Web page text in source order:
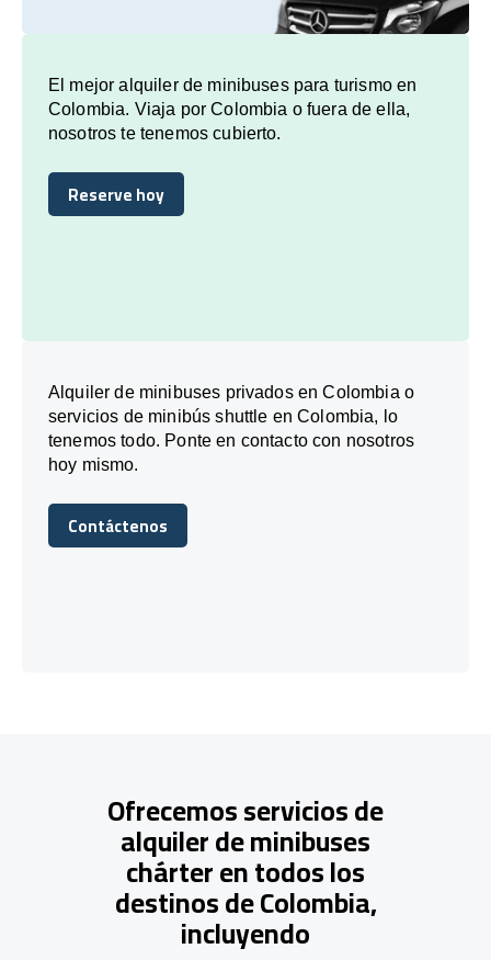
El mejor alquiler de minibuses para turismo en
Colombia. Viaja por Colombia o fuera de ella,
nosotros te tenemos cubierto.
Reserve hoy
Reserve hoy
Alquiler de minibuses privados en Colombia o
servicios de minibús shuttle en Colombia, lo
tenemos todo. Ponte en contacto con nosotros
hoy mismo.
Contáctenos
Contáctenos
Ofrecemos servicios de
alquiler de minibuses
chárter en todos los
destinos de Colombia,
incluyendo